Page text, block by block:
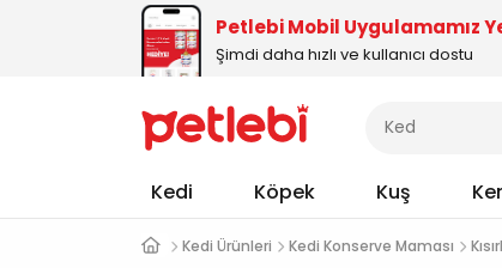
Petlebi Mobil Uygulamamız
Şimdi daha hızlı ve kullanıcı dostu
Kedi Köpek Kuş
Kedi Ürünleri Kedi Konserve Maması